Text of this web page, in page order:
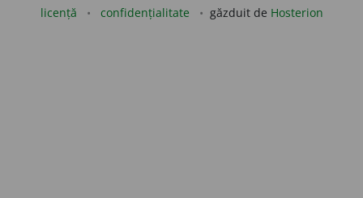
licență confidențialitate găzduit de Hosterion